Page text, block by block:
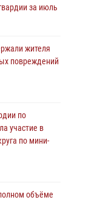
за июль
жителя
повреждений
по
участие в
по мини-
объёме